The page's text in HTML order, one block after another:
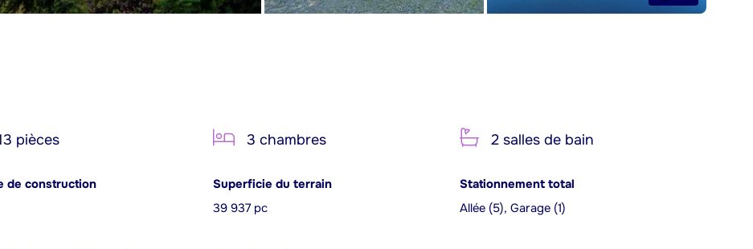
pièces 3 chambres 2 salles de bain
de construction
Superficie du terrain
39 937 pc
Stationnement total
Allée (5), Garage (1)